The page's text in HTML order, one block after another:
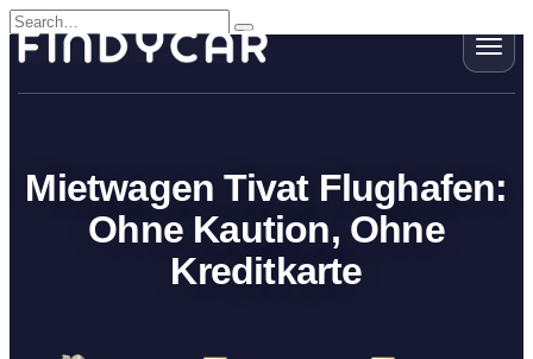
Skip
to
content
Search
for:
Mietwagen Tivat Flughafen:
Ohne Kaution, Ohne
Kreditkarte